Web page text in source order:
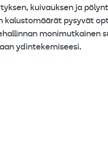
kuivauksen ja
kalustomäärät pysyvät
monimutkainen
ydintekemiseesi.